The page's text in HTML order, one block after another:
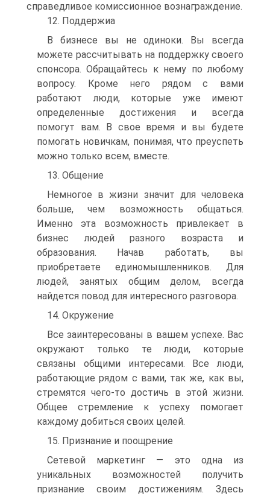
справедливое комиссионное вознаграждение.
12. Поддержиа
В бизнесе вы не одиноки. Вы всегда
можете рассчитывать на поддержку своего
спонсора. Обращайтесь к нему по любому
вопросу. Кроме него рядом с вами
работают люди, которые уже имеют
определенные достижения и всегда
помогут вам. В свое время и вы будете
помогать новичкам, понимая, что преуспеть
можно только всем, вместе.
13. Общение
Немногое в жизни значит для человека
больше, чем возможность общаться.
Именно эта возможность привлекает в
бизнес людей разного возраста и
образования. Начав работать, вы
приобретаете единомышленников. Для
людей, занятых общим делом, всегда
найдется повод для интересного разговора.
14. Окружение
Все заинтересованы в вашем успехе. Вас
окружают только те люди, которые
связаны общими интересами. Все люди,
работающие рядом с вами, так же, как вы,
стремятся чего-то достичь в этой жизни.
Общее стремление к успеху помогает
каждому добиться своих целей.
15. Признание и поощрение
Сетевой маркетинг — это одна из
уникальных возможностей получить
признание своим достижениям. Здесь